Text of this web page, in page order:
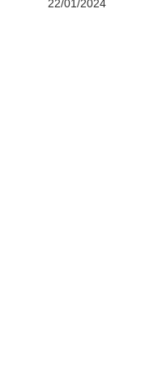
22/01/2024